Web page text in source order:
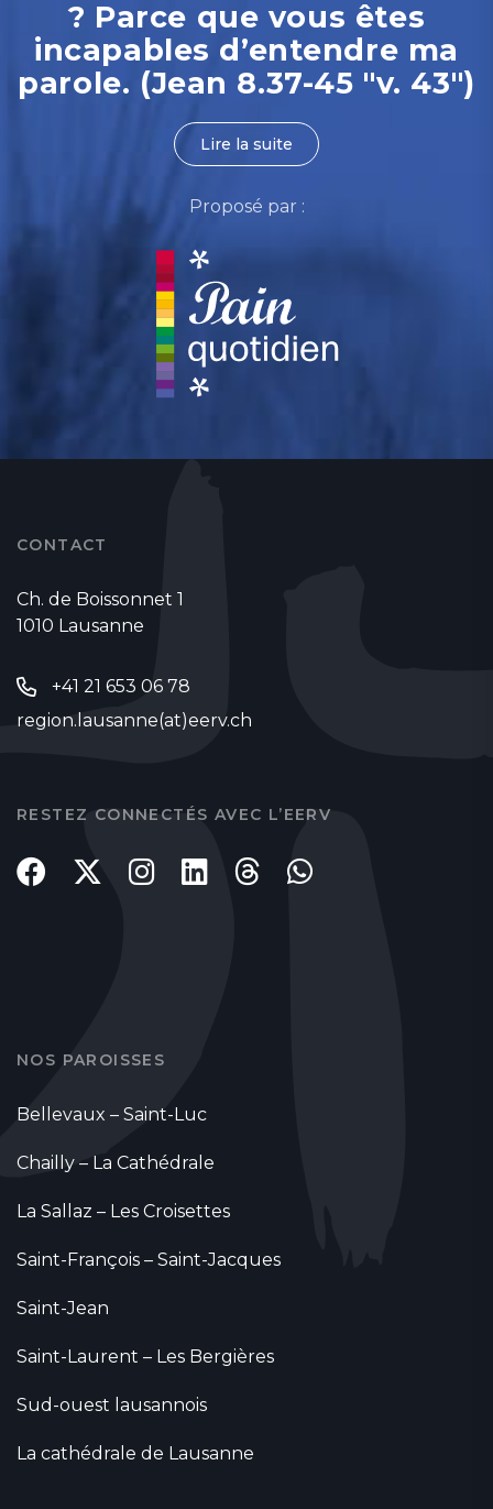
? Parce que vous êtes
incapables d’entendre ma
parole. (Jean 8.37-45 "v. 43")
Lire la suite
Proposé par :
CONTACT
Ch. de Boissonnet 1
1010 Lausanne
+41 21 653 06 78
region.lausanne(at)eerv.ch
RESTEZ CONNECTÉS AVEC L’EERV
NOS PAROISSES
Bellevaux – Saint-Luc
Chailly – La Cathédrale
La Sallaz – Les Croisettes
Saint-François – Saint-Jacques
Saint-Jean
Saint-Laurent – Les Bergières
Sud-ouest lausannois
La cathédrale de Lausanne